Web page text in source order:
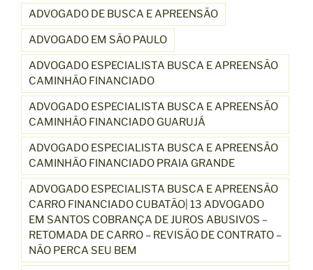
i
d
e
3
0
A
v
a
l
i
a
ç
õ
e
ADVOGADO DE BUSCA E APREENSÃO
ADVOGADO EM SÃO PAULO
ADVOGADO ESPECIALISTA BUSCA E APREENSÃO
CAMINHÃO FINANCIADO
ADVOGADO ESPECIALISTA BUSCA E APREENSÃO
CAMINHÃO FINANCIADO GUARUJÁ
ADVOGADO ESPECIALISTA BUSCA E APREENSÃO
CAMINHÃO FINANCIADO PRAIA GRANDE
ADVOGADO ESPECIALISTA BUSCA E APREENSÃO
CARRO FINANCIADO CUBATÃO| 13 ADVOGADO
EM SANTOS COBRANÇA DE JUROS ABUSIVOS –
RETOMADA DE CARRO – REVISÃO DE CONTRATO –
NÃO PERCA SEU BEM